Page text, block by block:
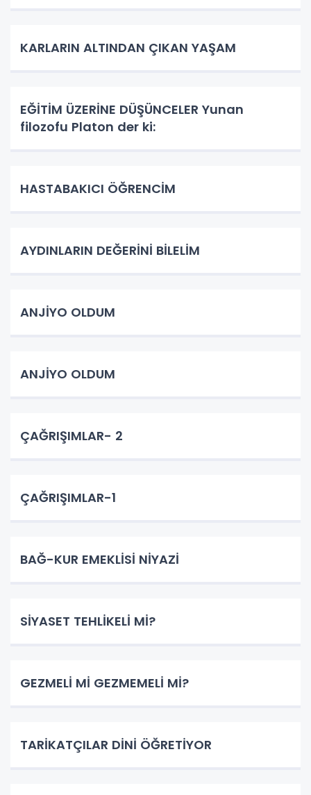
KARLARIN ALTINDAN ÇIKAN YAŞAM
EĞİTİM ÜZERİNE DÜŞÜNCELER Yunan
filozofu Platon der ki:
HASTABAKICI ÖĞRENCİM
AYDINLARIN DEĞERİNİ BİLELİM
ANJİYO OLDUM
ANJİYO OLDUM
ÇAĞRIŞIMLAR- 2
ÇAĞRIŞIMLAR-1
BAĞ-KUR EMEKLİSİ NİYAZİ
SİYASET TEHLİKELİ Mİ?
GEZMELİ Mİ GEZMEMELİ Mİ?
TARİKATÇILAR DİNİ ÖĞRETİYOR